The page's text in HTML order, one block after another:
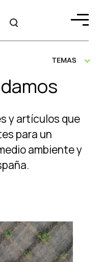
y artículos que
para un
ambiente y
TEMAS